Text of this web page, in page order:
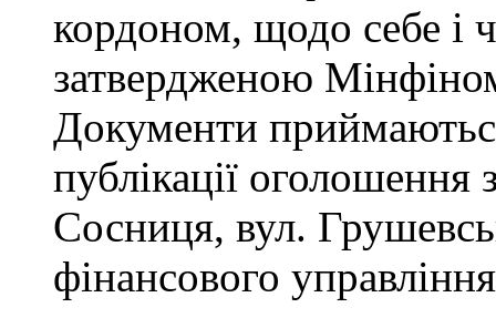
кордоном, щодо себе і
затвердженою
Документи
публікації
Сосниця, вул.
фінансового